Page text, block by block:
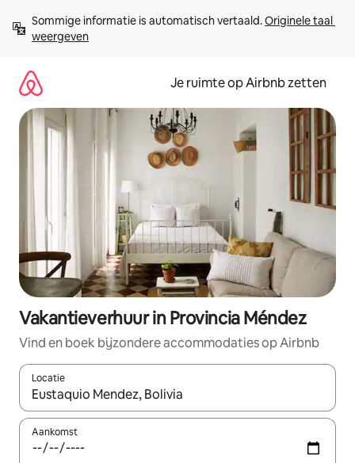
direct
naar
Sommige informatie is automatisch vertaald. Originele taal
weergeven
Je ruimte op Airbnb zetten
Vakantieverhuur in Provincia Méndez
Vind en boek bijzondere accommodaties op Airbnb
Locatie
Wanneer er suggesties beschikbaar zijn, maak je een keuze
Aankomst